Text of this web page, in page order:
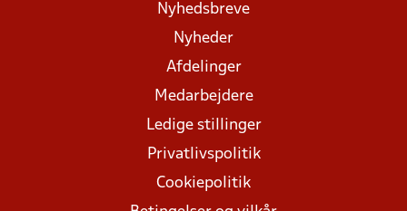
Nyhedsbreve
Nyheder
Afdelinger
Medarbejdere
Ledige stillinger
Privatlivspolitik
Cookiepolitik